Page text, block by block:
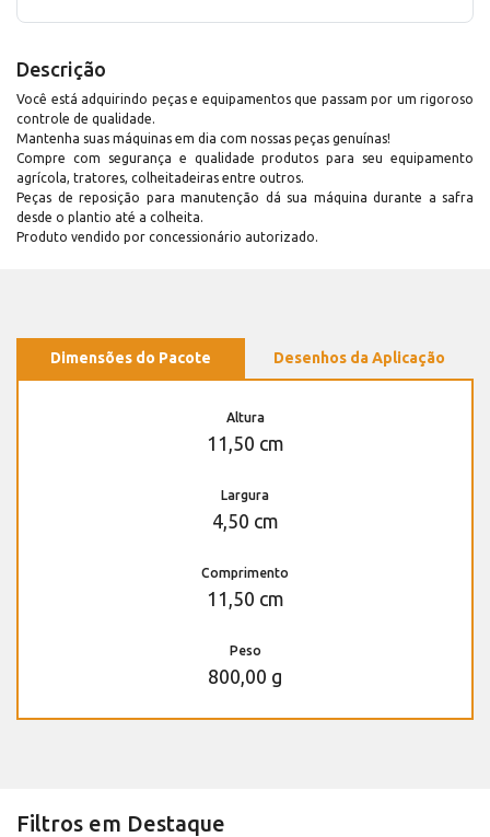
Descrição
Você está adquirindo peças e equipamentos que passam por um rigoroso
controle de qualidade.
Mantenha suas máquinas em dia com nossas peças genuínas!
Compre com segurança e qualidade produtos para seu equipamento
agrícola, tratores, colheitadeiras entre outros.
Peças de reposição para manutenção dá sua máquina durante a safra
desde o plantio até a colheita.
Produto vendido por concessionário autorizado.
Dimensões do Pacote Desenhos da Aplicação
Altura
11,50 cm
Largura
4,50 cm
Comprimento
11,50 cm
Peso
800,00 g
Filtros em Destaque